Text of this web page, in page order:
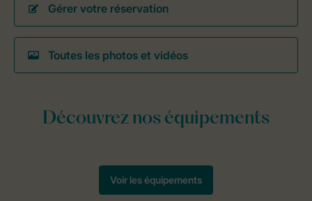
Gérer votre réservation
Toutes les photos et vidéos